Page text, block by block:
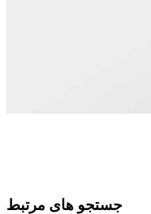
جستجو های مرتبط